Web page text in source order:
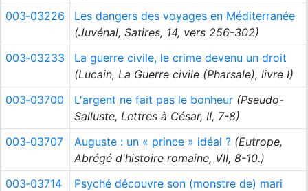
003‑03226
Les dangers des voyages en Méditerranée
(Juvénal, Satires, 14, vers 256-302)
003‑03233
La guerre civile, le crime devenu un droit
(Lucain, La Guerre civile (Pharsale), livre I)
003‑03700
L'argent ne fait pas le bonheur (Pseudo-
Salluste, Lettres à César, II, 7-8)
003‑03707
Auguste : un « prince » idéal ? (Eutrope,
Abrégé d'histoire romaine, VII, 8-10.)
003‑03714
Psyché découvre son (monstre de) mari